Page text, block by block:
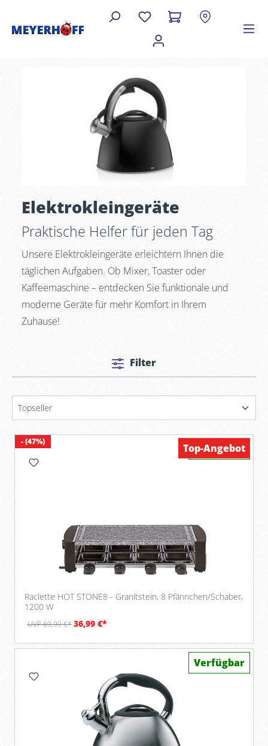
Elektrokleingeräte
Praktische Helfer für jeden Tag
Unsere Elektrokleingeräte erleichtern Ihnen die
täglichen Aufgaben. Ob Mixer, Toaster oder
Kaffeemaschine – entdecken Sie funktionale und
moderne Geräte für mehr Komfort in Ihrem
Zuhause!
Filter
- (47%)
Raclette HOT STONE8 - Granitstein, 8 Pfännchen/Schaber,
1200 W
UVP 69,99 €*36,99 €*
Verfügbar
Top-Angebot
Verfügbar